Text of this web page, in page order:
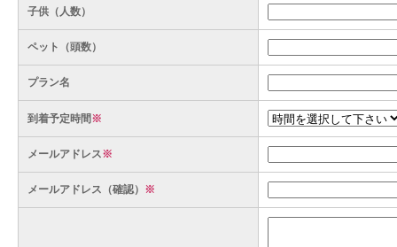
子供（人数）
ペット（頭数）
プラン名
到着予定時間※
メールアドレス※
メールアドレス（確認） ※